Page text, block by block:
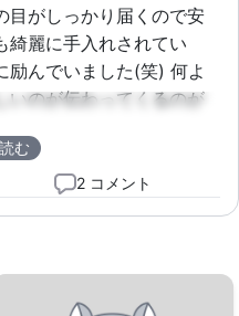
目がしっかり届くので安
綺麗に手入れされてい
励んでいました(笑) 何よ
いのが伝わってくるのが
む
2 コメント